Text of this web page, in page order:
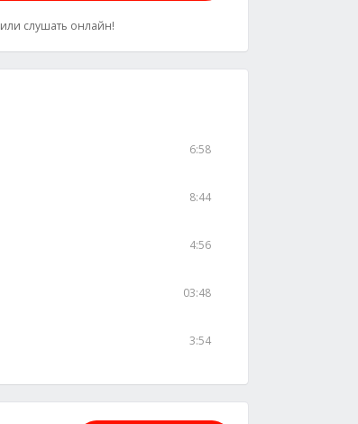
или слушать онлайн!
6:58
8:44
4:56
03:48
3:54